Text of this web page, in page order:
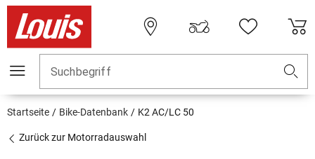
Suchbegriff
Startseite Bike-Datenbank K2 AC/LC 50
Zurück zur Motorradauswahl